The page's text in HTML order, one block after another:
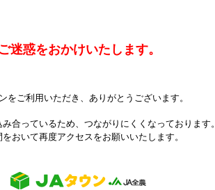
ご迷惑をおかけいたします。
をご利用いただき、ありがとうございます。
合っているため、つながりにくくなっております。
をおいて再度アクセスをお願いいたします。